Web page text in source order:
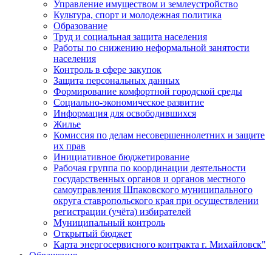
Управление имуществом и землеустройство
Культура, спорт и молодежная политика
Образование
Труд и социальная защита населения
Работы по снижению неформальной занятости
населения
Контроль в сфере закупок
Защита персональных данных
Формирование комфортной городской среды
Социально-экономическое развитие
Информация для освободившихся
Жилье
Комиссия по делам несовершеннолетних и защите
их прав
Инициативное бюджетирование
Рабочая группа по координации деятельности
государственных органов и органов местного
самоуправления Шпаковского муниципального
округа ставропольского края при осуществлении
регистрации (учёта) избирателей
Муниципальный контроль
Открытый бюджет
Карта энергосервисного контракта г. Михайловск"